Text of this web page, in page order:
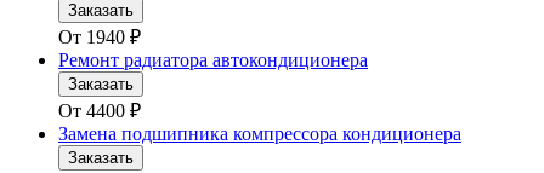
Заказать
От 1940 ₽
Ремонт радиатора автокондиционера
Заказать
От 4400 ₽
Замена подшипника компрессора кондиционера
Заказать